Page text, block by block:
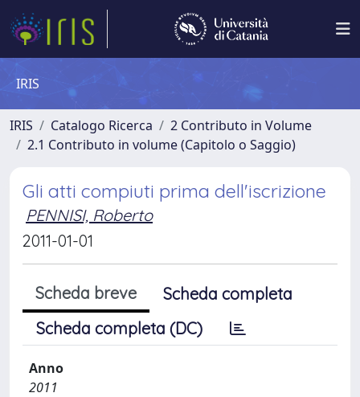
IRIS
IRIS Catalogo Ricerca
2 Contributo in Volume
2.1 Contributo in volume (Capitolo o Saggio)
Gli atti compiuti prima dell'iscrizione
PENNISI, Roberto
2011-01-01
Scheda breve
Scheda completa
Scheda completa (DC)
Anno
2011